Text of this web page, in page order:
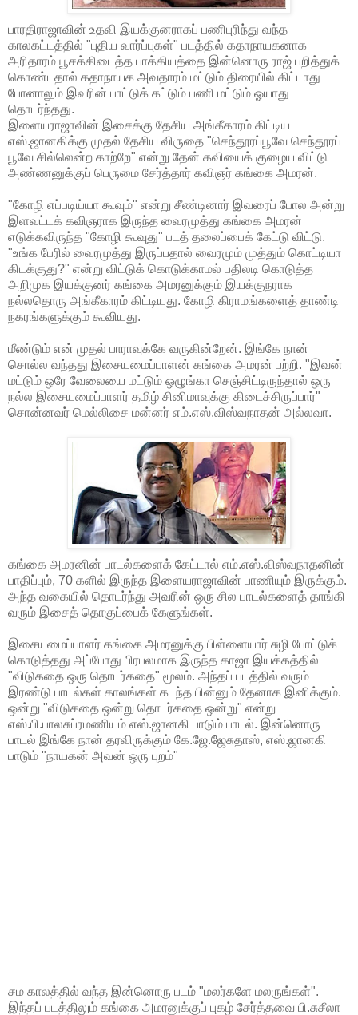
பாரதிராஜாவின் உதவி இயக்குனராகப் பணிபுரிந்து வந்த
காலகட்டத்தில் "புதிய வார்ப்புகள்" படத்தில் கதாநாயகனாக
அரிதாரம் பூசக்கிடைத்த பாக்கியத்தை இன்னொரு ராஜ் பறித்துக்
கொண்டதால் கதாநாயக அவதாரம் மட்டும் திரையில் கிட்டாது
போனாலும் இவரின் பாட்டுக் கட்டும் பணி மட்டும் ஓயாது
தொடர்ந்தது.
இளையராஜாவின் இசைக்கு தேசிய அங்கீகாரம் கிட்டிய
எஸ்.ஜானகிக்கு முதல் தேசிய விருதை "செந்தூரப்பூவே செந்தூரப்
பூவே சில்லென்ற காற்றே" என்று தேன் கவியைக் குழைய விட்டு
அண்ணனுக்குப் பெருமை சேர்த்தார் கவிஞர் கங்கை அமரன்.
"கோழி எப்படிய்யா கூவும்" என்று சீண்டினார் இவரைப் போல அன்று
இளவட்டக் கவிஞராக இருந்த வைரமுத்து கங்கை அமரன்
எடுக்கவிருந்த "கோழி கூவுது" படத் தலைப்பைக் கேட்டு விட்டு.
"உங்க பேரில் வைரமுத்து இருப்பதால் வைரமும் முத்தும் கொட்டியா
கிடக்குது?" என்று விட்டுக் கொடுக்காமல் பதிலடி கொடுத்த
அறிமுக இயக்குனர் கங்கை அமரனுக்கும் இயக்குநராக
நல்லதொரு அங்கீகாரம் கிட்டியது. கோழி கிராமங்களைத் தாண்டி
நகரங்களுக்கும் கூவியது.
மீண்டும் என் முதல் பாராவுக்கே வருகின்றேன். இங்கே நான்
சொல்ல வந்தது இசையமைப்பாளன் கங்கை அமரன் பற்றி. "இவன்
மட்டும் ஒரே வேலையை மட்டும் ஒழுங்கா செஞ்சிட்டிருந்தால் ஒரு
நல்ல இசையமைப்பாளர் தமிழ் சினிமாவுக்கு கிடைச்சிருப்பார்"
சொன்னவர் மெல்லிசை மன்னர் எம்.எஸ்.விஸ்வநாதன் அல்லவா.
கங்கை அமரனின் பாடல்களைக் கேட்டால் எம்.எஸ்.விஸ்வநாதனின்
பாதிப்பும், 70 களில் இருந்த இளையராஜாவின் பாணியும் இருக்கும்.
அந்த வகையில் தொடர்ந்து அவரின் ஒரு சில பாடல்களைத் தாங்கி
வரும் இசைத் தொகுப்பைக் கேளுங்கள்.
இசையமைப்பாளர் கங்கை அமரனுக்கு பிள்ளையார் சுழி போட்டுக்
கொடுத்தது அப்போது பிரபலமாக இருந்த காஜா இயக்கத்தில்
"விடுகதை ஒரு தொடர்கதை" மூலம். அந்தப் படத்தில் வரும்
இரண்டு பாடல்கள் காலங்கள் கடந்த பின்னும் தேனாக இனிக்கும்.
ஒன்று "விடுகதை ஒன்று தொடர்கதை ஒன்று" என்று
எஸ்.பி.பாலசுப்ரமணியம் எஸ்.ஜானகி பாடும் பாடல். இன்னொரு
பாடல் இங்கே நான் தரவிருக்கும் கே.ஜே.ஜேசுதாஸ், எஸ்.ஜானகி
பாடும் "நாயகன் அவன் ஒரு புறம்"
சம காலத்தில் வந்த இன்னொரு படம் "மலர்களே மலருங்கள்".
இந்தப் படத்திலும் கங்கை அமரனுக்குப் புகழ் சேர்த்தவை பி.சுசீலா